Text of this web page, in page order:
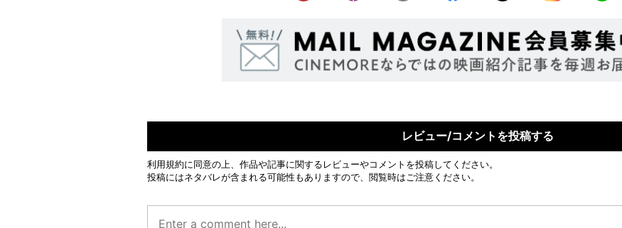
レビュー/コメントを投稿する
利用規約に同意の上、作品や記事に関するレビューやコメントを投稿してください。
投稿にはネタバレが含まれる可能性もありますので、閲覧時はご注意ください。